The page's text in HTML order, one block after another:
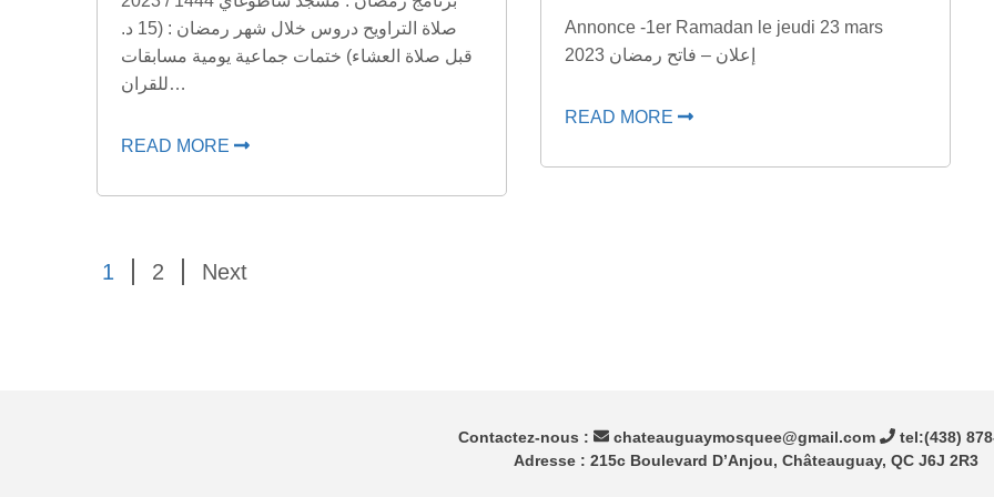
صلاة التراويح دروس خلال شهر رمضان : (15 د.
قبل صلاة العشاء) ختمات جماعية يومية مسابقات
للقران…
READ MORE
Annonce -1er Ramadan le jeudi 23 mars
2023 إعلان – فاتح رمضان
READ MORE
1 2 Next
Contactez-nous : chateauguaymosquee@gmail.com
tel:(438)
Adresse : 215c Boulevard D’Anjou, Châteauguay, QC J6J 2R3